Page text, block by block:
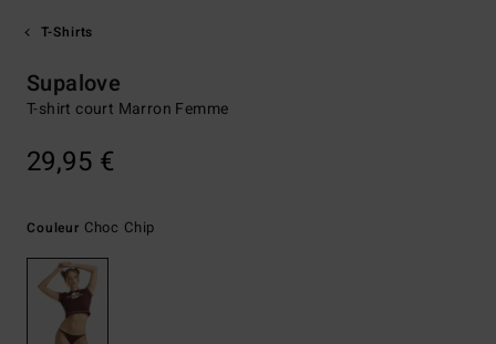
T-Shirts
Supalove
T-shirt court Marron Femme
29,95 €
Couleur Choc Chip